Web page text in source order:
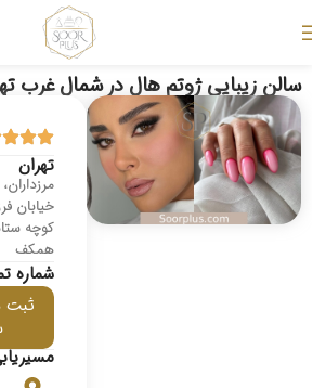
سالن زیبایی ژوتم هال در شمال غرب
تهران
خیابان
همکف
شماره
ثبت